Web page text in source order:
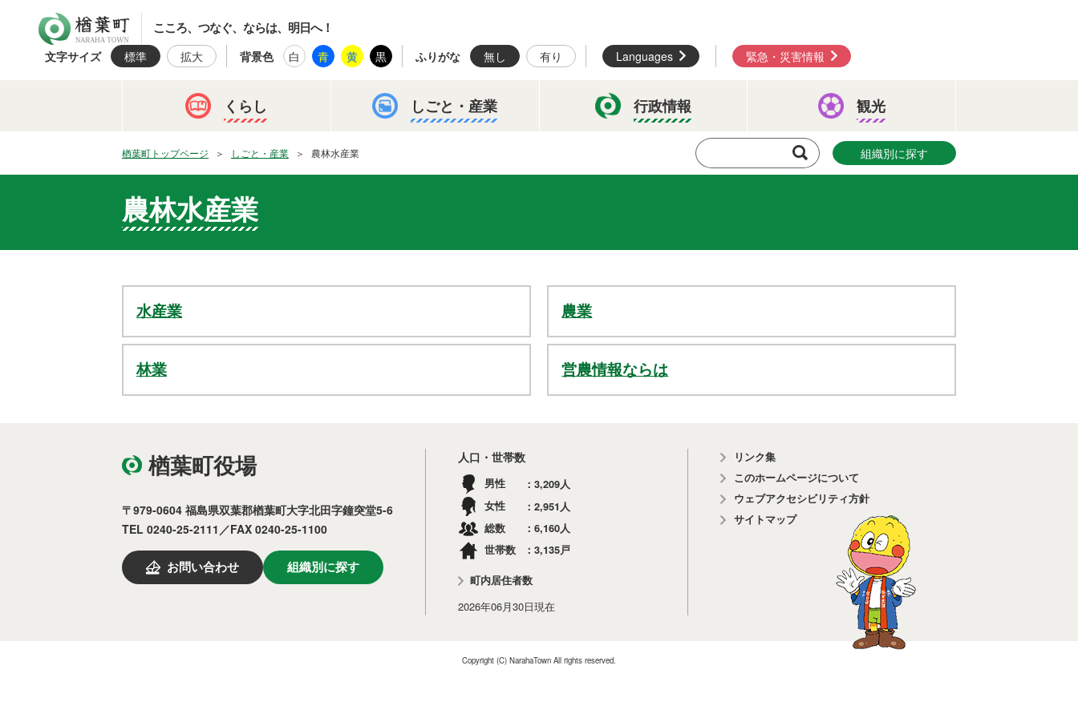
楢葉町こころ、つなぐ、ならは、明日へ！
文字サイズ 標準 拡大 背景色 白 青 黄 黒 ふりがな 無し 有り Languages 緊急・災害情報
くらし しごと・ 産業 行政情報 観光
楢葉町トップページ しごと・産業 農林水産業 組織別に探す
農林水産業
水産業 農業
林業 営農情報ならは
楢葉町役場
〒979-0604 福島県双葉郡楢葉町大字北田字鐘突堂5-6
TEL 0240-25-2111／FAX 0240-25-1100
お問い合わせ 組織別に探す
人口・世帯数
男性 3,209人
女性
2,951 人
総数
6,160人
世帯数
3,135戸
町内居住者数
2026年06月30日現在
リンク集
このホームページについて
ウェブアクセシビリティ方針
サイトマップ
Copyright (C) NarahaTown All rights reserved.